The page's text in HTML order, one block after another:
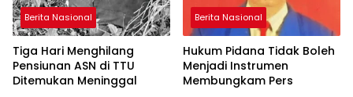
Berita Nasional
Tiga Hari Menghilang
Pensiunan ASN di TTU
Ditemukan Meninggal
Berita Nasional
Hukum Pidana Tidak Boleh
Menjadi Instrumen
Membungkam Pers